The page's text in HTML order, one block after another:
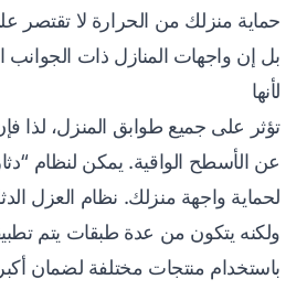
حماية منزلك من الحرارة لا
بل إن واجهات المنازل ذات الجوانب
لأنها
تؤثر على جميع طوابق المنزل، لذا
عن الأسطح الواقية. يمكن لنظام
لحماية واجهة منزلك. نظام العزل
ولكنه يتكون من عدة طبقات يتم
باستخدام منتجات مختلفة لضمان